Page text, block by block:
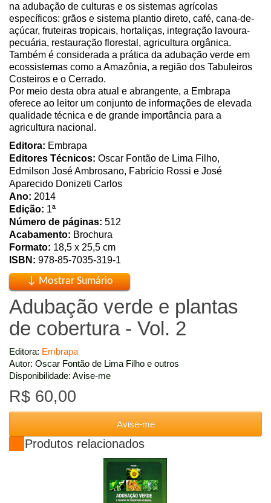
na adubação de culturas e os sistemas agrícolas
específicos: grãos e sistema plantio direto, café, cana-de-
açúcar, fruteiras tropicais, hortaliças, integração lavoura-
pecuária, restauração florestal, agricultura orgânica.
Também é considerada a prática da adubação verde em
ecossistemas como a Amazônia, a região dos Tabuleiros
Costeiros e o Cerrado.
Por meio desta obra atual e abrangente, a Embrapa
oferece ao leitor um conjunto de informações de elevada
qualidade técnica e de grande importância para a
agricultura nacional.
Editora: Embrapa
Editores Técnicos: Oscar Fontão de Lima Filho,
Edmilson José Ambrosano, Fabrício Rossi e José
Aparecido Donizeti Carlos
Ano: 2014
Edição: 1ª
Número de páginas: 512
Acabamento: Brochura
Formato: 18,5 x 25,5 cm
ISBN: 978-85-7035-319-1
Adubação verde e plantas
de cobertura - Vol. 2
Editora: Embrapa
Autor: Oscar Fontão de Lima Filho e outros
Disponibilidade: Avise-me
R$ 60,00
Avise-me
Produtos relacionados